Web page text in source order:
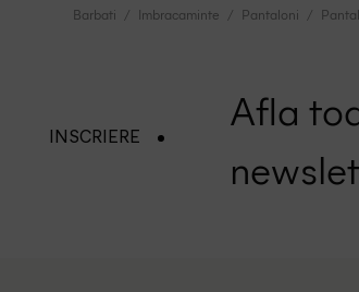
Barbati Imbracaminte Pantaloni
INSCRIERE
Afla